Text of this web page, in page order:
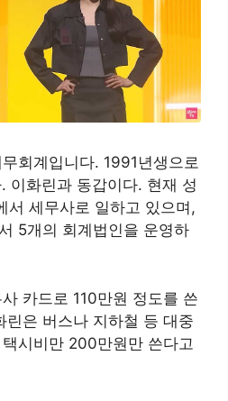
회계입니다. 1991년생으로
이화린과 동갑이다. 현재 성
서 세무사로 일하고 있으며,
5개의 회계법인을 운영하
카드로 110만원 정도를 쓴
린은 버스나 지하철 등 대중
시비만 200만원만 쓴다고